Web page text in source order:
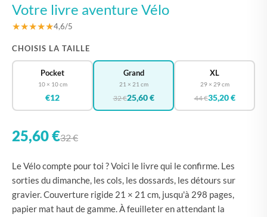
Votre livre aventure Vélo
★★★★★4,6/5
CHOISIS LA TAILLE
Pocket
10 × 10 cm
€12
Grand
21 × 21 cm
32 €25,60 €
XL
29 × 29 cm
44 €35,20 €
25,60 €32 €
Le Vélo compte pour toi ? Voici le livre qui le confirme. Les
sorties du dimanche, les cols, les dossards, les détours sur
gravier. Couverture rigide 21 × 21 cm, jusqu'à 298 pages,
papier mat haut de gamme. À feuilleter en attendant la